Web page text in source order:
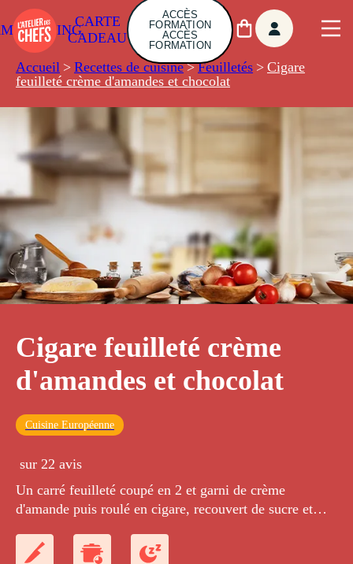
CARTE
CADEAU
ACCÈS
FORMATION
ACCÈS
FORMATION
Accueil > Recettes de cuisine > Feuilletés > Cigare
feuilleté crème d'amandes et chocolat
Cigare feuilleté crème
d'amandes et chocolat
Cuisine Européenne
sur 22 avis
Un carré feuilleté coupé en 2 et garni de crème
d'amande puis roulé en cigare, recouvert de sucre et
sera trempé dans le chocolat fondu pour plus de